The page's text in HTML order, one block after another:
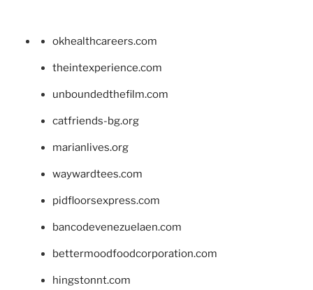
okhealthcareers.com
theintexperience.com
unboundedthefilm.com
catfriends-bg.org
marianlives.org
waywardtees.com
pidfloorsexpress.com
bancodevenezuelaen.com
bettermoodfoodcorporation.com
hingstonnt.com